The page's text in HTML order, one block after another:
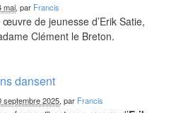
mai, par Francis
de jeunesse d’Erik Satie,
Clément le Breton.
dansent
septembre 2025, par Francis